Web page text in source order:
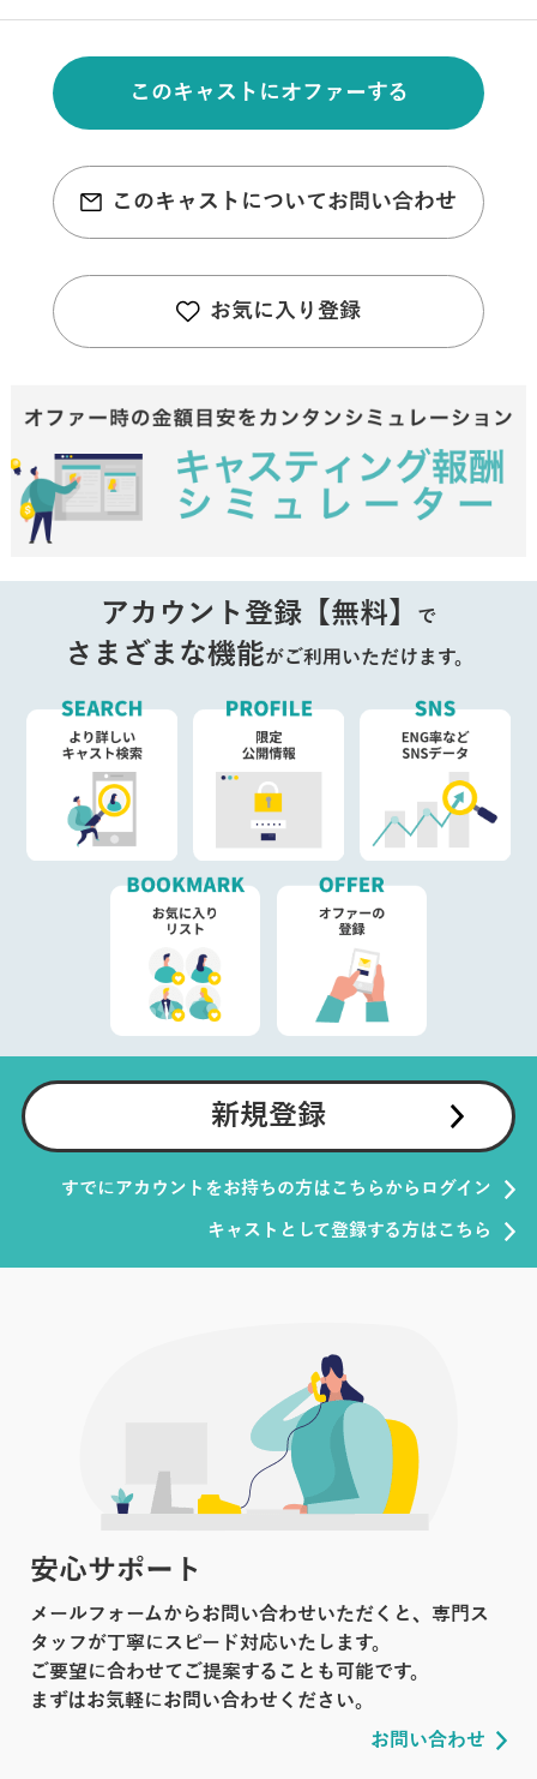
このキャストにオファーする
このキャストについてお問い合わせ
お気に入り登録
アカウント登録【無料】 で
さまざまな機能がご利用いただけます。
新規登録
すでにアカウントをお持ちの方はこちらからログイン
キャストとして登録する方はこちら
安心サポート
メールフォームからお問い合わせいただくと、専門ス
タッフが丁寧にスピード対応いたします。
ご要望に合わせてご提案することも可能です。
まずはお気軽にお問い合わせください。
お問い合わせ